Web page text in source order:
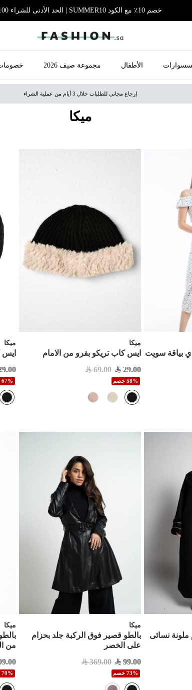
خصم 10٪ مع الكود SUMMER10 | الحد الأدنى للشراء 100
الأطفال مجموعة صيف 2026
إرجاع مجاني للطلبات خلال 3 أيام من عملية الشراء
ميكا
بياقة سويت
ميكا
ايس كاب تريكو بفرو من الامام
29.00
69.00
58% خصم
ميكا
ايس
67% خصم
نسائى
ميكا
بالطو قصير فوق الركبة جلد بحزام
على الخصر
99.00
369.00
73% خصم
ميكا
من
70% خصم